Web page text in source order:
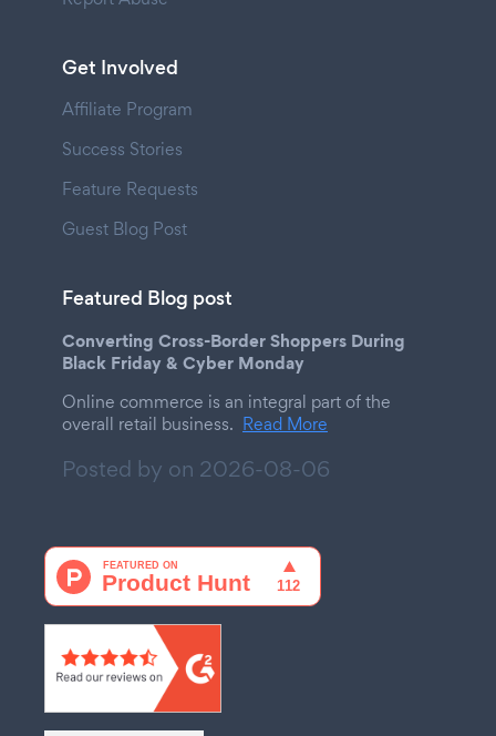
Get Involved
Affiliate Program
Success Stories
Feature Requests
Guest Blog Post
Featured Blog post
Converting Cross-Border Shoppers During
Black Friday & Cyber Monday
Online commerce is an integral part of the
overall retail business. Read More
Posted by on 2026-08-06